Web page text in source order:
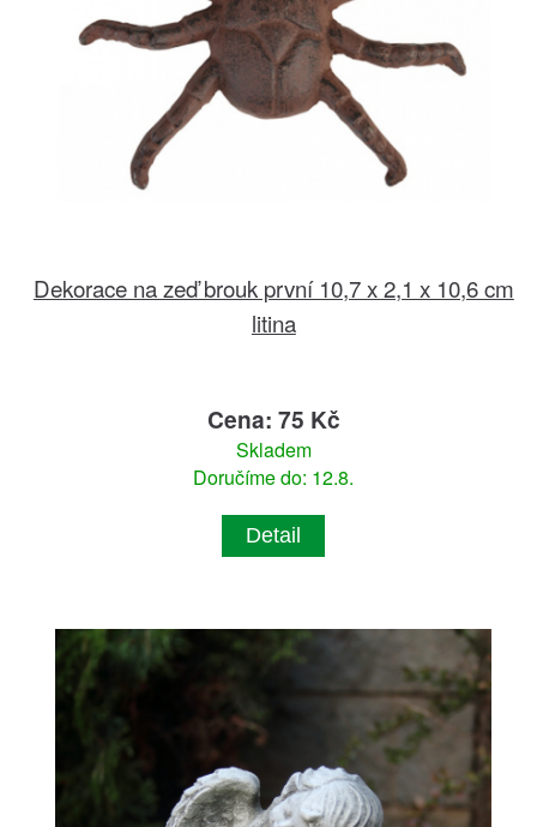
Dekorace na zeď brouk první 10,7 x 2,1 x 10,6 cm
litina
Cena: 75 Kč
Skladem
Doručíme do: 12.8.
Detail